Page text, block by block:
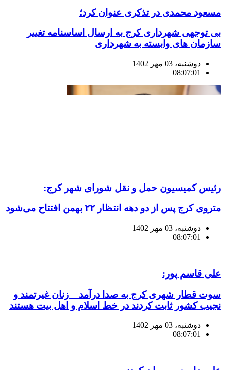
مسعود محمدی در تذکری عنوان کرد؛
بی توجهی شهرداری کرج به ارسال اساسنامه تغییر
سازمان های وابسته به شهرداری
دوشنبه، 03 مهر 1402
08:07:01
رئیس کمیسیون حمل و نقل شورای شهر کرج:
متروی کرج پس از دو دهه انتظار ۲۲ بهمن افتتاح می‌شود
دوشنبه، 03 مهر 1402
08:07:01
علی قاسم پور:
سوت قطار شهری کرج به صدا درآمد _ زنان غیرتمند و
نجیب کشور ثابت کردند در خط اسلام و اهل بیت هستند
دوشنبه، 03 مهر 1402
08:07:01